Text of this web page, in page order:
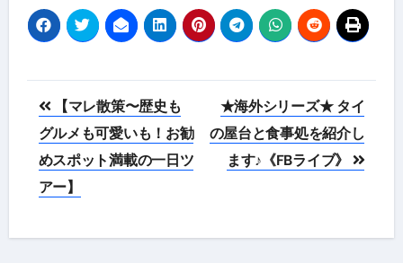
投
稿
ナ
ビ
ゲ
【マレ散策〜歴史も
グルメも可愛いも！お勧
めスポット満載の一日ツ
アー】
★海外シリーズ★ タイ
の屋台と食事処を紹介し
ます♪《FBライブ》